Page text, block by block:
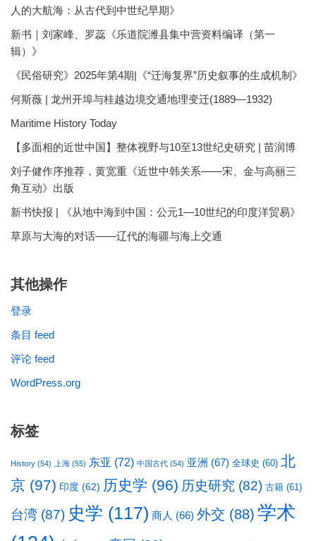
人的大航海：从古代到中世纪早期》
新书｜刘家峰、罗蕊《乐道院潍县集中营资料编译（第一
辑）》
《民俗研究》2025年第4期|《“迁海复界”历史叙事的生成机制》
何斯薇 | 龙州开埠与桂越边境交通地理变迁(1889—1932)
Maritime History Today
【多面相的近世中国】整体视野与10至13世纪史研究 | 苗润博
刘子健作序推荐，黄宽重《近世中韩关系——宋、金与高丽三
角互动》出版
新书快报 | 《从地中海到中国：公元1—10世纪的印度洋贸易》
草原与大海的对话——辽代的海疆与海上交通
其他操作
登录
条目 feed
评论 feed
WordPress.org
标签
History (54) 上海 (55) 东亚 (72) 中国古代 (54) 亚洲 (67) 全球史 (60) 北
京 (97) 印度 (62) 历史学 (96) 历史研究 (82) 古籍 (61)
台湾 (87) 史学 (117) 商人 (66) 外交 (88) 学术